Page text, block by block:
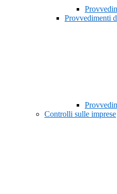
Provvedimenti
Controlli sulle imprese